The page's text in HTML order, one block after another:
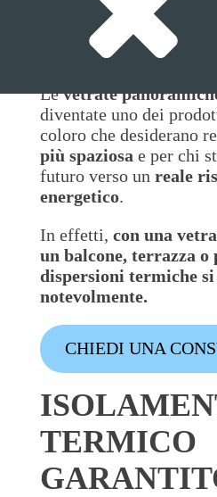
E
ENERGIA
Levetrate
diventate uno dei
coloro che desiderano
più spaziosa e per chi
futuro verso un reale
energetico.
In effetti, con una
un balcone, terrazza o
dispersioni termiche
notevolmente.
CHIEDI UNA
TERMICO